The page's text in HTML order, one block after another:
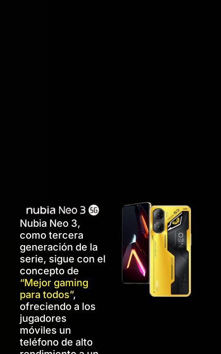
Nubia Neo 3,
como tercera
generación de la
serie, sigue con el
concepto de
“Mejor gaming
para todos”,
ofreciendo a los
jugadores
móviles un
teléfono de alto